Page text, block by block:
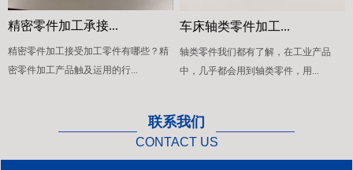
精密零件加工承接...
精密零件加工接受加工零件有哪些？精
密零件加工产品触及运用的行...
车床轴类零件加工...
轴类零件我们都有了解，在工业产品
中，几乎都会用到轴类零件，用...
联系我们
CONTACT US